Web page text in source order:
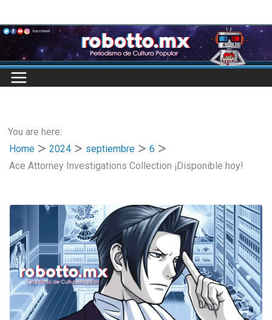
to
content
You are here:
Home
2024 septiembre
6
Ace Attorney Investigations Collection ¡Disponible hoy!